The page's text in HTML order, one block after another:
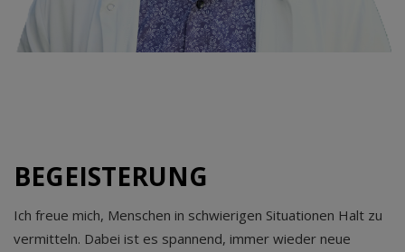
BEGEISTERUNG
Ich freue mich, Menschen in schwierigen Situationen Halt zu
vermitteln. Dabei ist es spannend, immer wieder neue